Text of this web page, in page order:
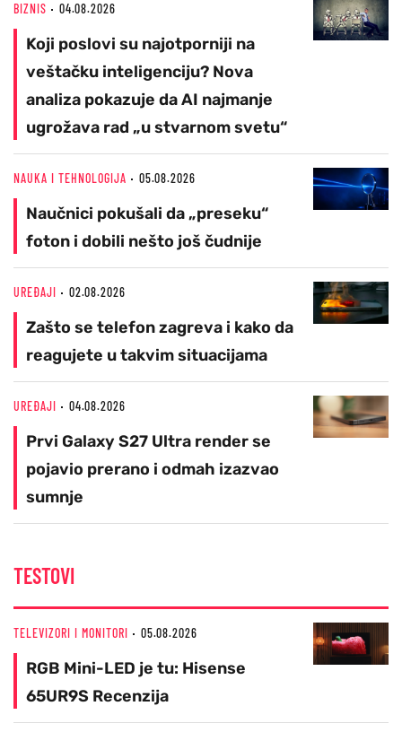
BIZNIS 04.08.2026
Koji poslovi su najotporniji na
veštačku inteligenciju? Nova
analiza pokazuje da AI najmanje
ugrožava rad „u stvarnom svetu“
NAUKA I TEHNOLOGIJA 05.08.2026
Naučnici pokušali da „preseku“
foton i dobili nešto još čudnije
UREĐAJI 02.08.2026
Zašto se telefon zagreva i kako da
reagujete u takvim situacijama
UREĐAJI 04.08.2026
Prvi Galaxy S27 Ultra render se
pojavio prerano i odmah izazvao
sumnje
TESTOVI
TELEVIZORI I MONITORI 05.08.2026
RGB Mini-LED je tu: Hisense
65UR9S Recenzija